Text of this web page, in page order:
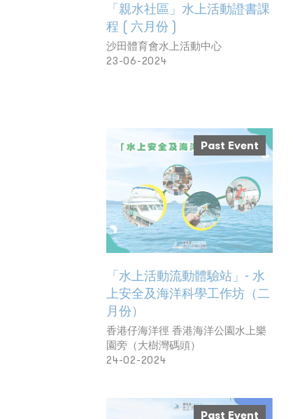
「親水社區」水上活動證書課
程 ( 六月份 )
沙田體育會水上活動中心
23-06-2024
Past Event
「水上活動流動體驗站」- 水
上安全及海洋科學工作坊（二
月份）
香港仔海洋徑 香港海洋公園水上樂
園旁（大樹灣碼頭）
24-02-2024
Past Event